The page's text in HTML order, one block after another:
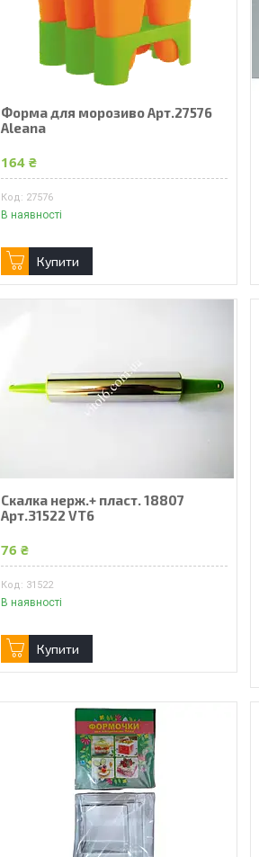
Форма для морозиво Арт.27576
Aleana
164 ₴
27576
В наявності
Купити
Скалка нерж.+ пласт. 18807
Арт.31522 VT6
76 ₴
31522
В наявності
Купити